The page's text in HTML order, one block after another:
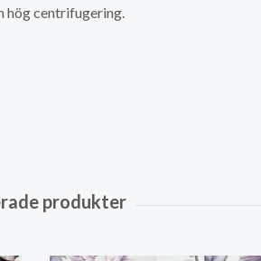
hög centrifugering.